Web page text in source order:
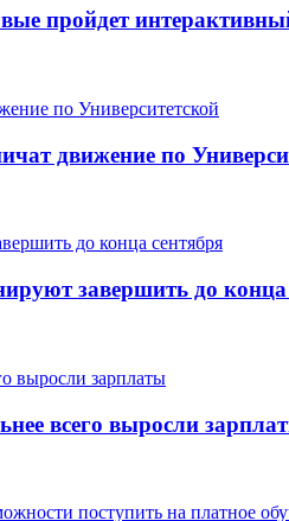
пройдет
движение по
завершить до конца
всего выросли